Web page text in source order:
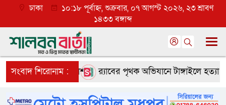
ঢাকা
১০:১৮ পূর্বাহ্ন, শুক্রবার, ০৭ আগস্ট ২০২৬, ২৩ শ্রাবণ
১৪৩৩ বঙ্গাব্দ
সংবাদ শিরোনাম :
ব্যাপক প্রত্যাশা র‌্যাবের পৃথক অভিযানে টাঙ্গাইলে হত্যা ও